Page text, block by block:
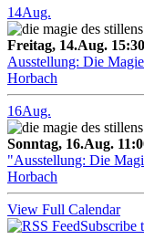
14Aug.
Freitag, 14.Aug.
Ausstellung: Die
Horbach
16Aug.
Sonntag, 16.Aug.
"Ausstellung: Die
Horbach
View Full Calendar
Subscribe